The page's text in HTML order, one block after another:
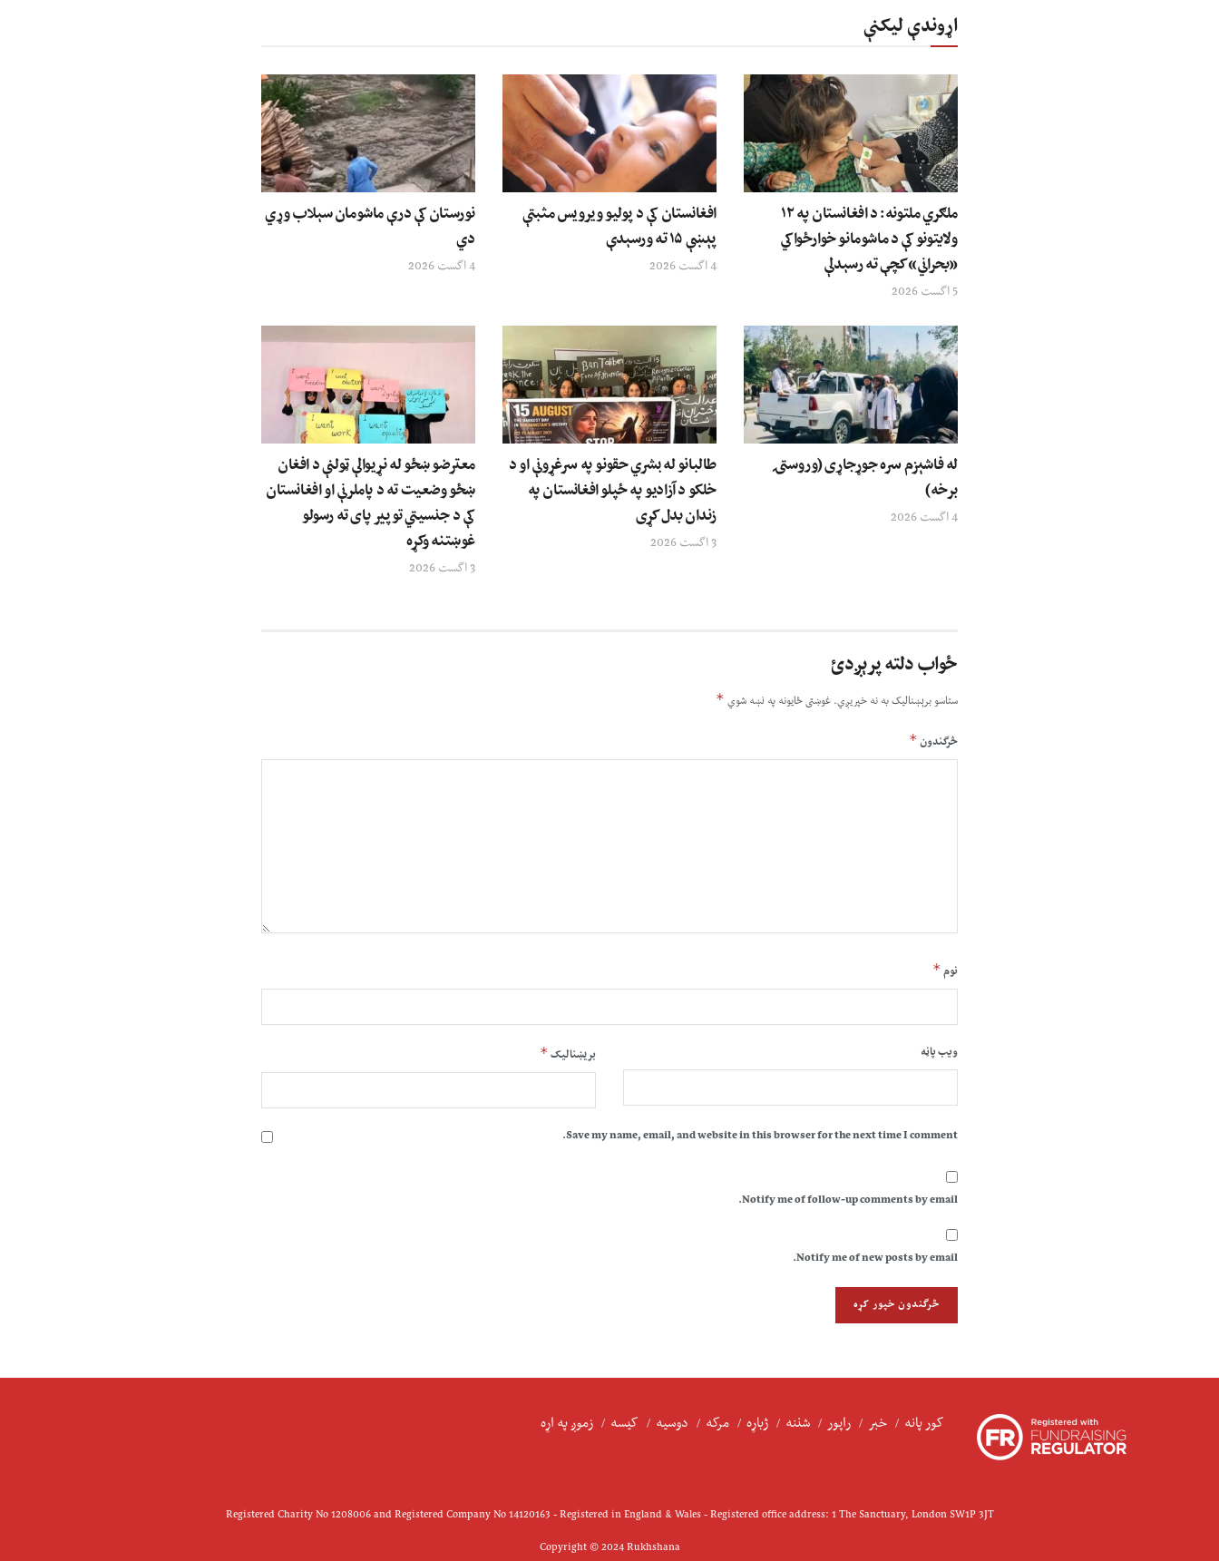
اړوندې لیکنې
ملګري ملتونه: د افغانستان په ۱۲
ولایتونو کې د ماشومانو خوارځواکي
«بحراني» کچې ته رسېدلې
5 اگست 2026
افغانستان کې د پولیو ویرویس مثبتې
پېښې ۱۵ ته ورسېدې
4 اگست 2026
نورستان کې درې ماشومان سېلاب وړي
دي
4 اگست 2026
له فاشېزم سره جوړجاړی (وروستۍ
برخه)
4 اگست 2026
طالبانو له بشري حقونو په سرغړونې او د
خلکو د آزادیو په ځپلو افغانستان په
زندان بدل کړی
3 اگست 2026
معترضو ښځو له نړیوالې ټولنې د افغان
ښځو وضعیت ته د پاملرنې او افغانستان
کې د جنسیتي توپیر پای ته رسولو
غوښتنه وکړه
3 اگست 2026
ځواب دلته پرېږدئ
ستاسو برېښناليک به نه خپريږي.غوښتى ځایونه په نښه شوي *
څرگندون*
نوم*
بریښنالیک* ویب پاڼه
Save my name, email, and website in this browser for the next time I comment.
Notify me of follow-up comments by email.
Notify me of new posts by email.
کور پانه خبر راپور شننه ژباړه مرکه دوسیه کیسه زموږ په اړه
Registered Charity No 1208006 and Registered Company No 14120163 - Registered in England & Wales - Registered office address: 1 The Sanctuary, London SW1P 3JT
Copyright © 2024 Rukhshana